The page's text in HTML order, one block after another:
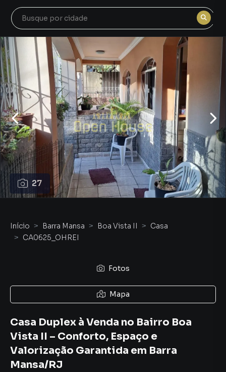
27
Início Barra Mansa Boa Vista II
Casa
CA0625_OHREI
Fotos
Mapa
Casa Duplex à Venda no Bairro Boa
Vista II – Conforto, Espaço e
Valorização Garantida em Barra
Mansa/RJ